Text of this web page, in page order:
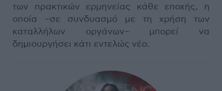
των πρακτικών ερμηνείας κάθε εποχής, η
οποία –σε συνδυασμό με τη χρήση των
καταλλήλων οργάνων– μπορεί να
δημιουργήσει κάτι εντελώς νέο.